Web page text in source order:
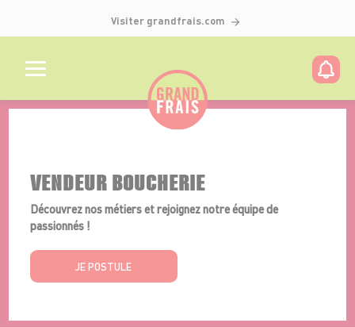
Visiter grandfrais.com
VENDEUR BOUCHERIE
Découvrez nos métiers et rejoignez notre équipe de
passionnés !
JE POSTULE